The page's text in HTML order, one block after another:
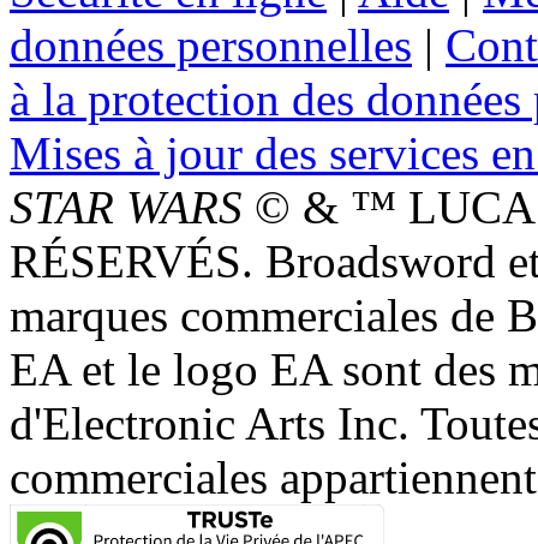
données personnelles |
à la protection des
Mises à jour des services
STAR WARS © & ™
RÉSERVÉS. Broadsword
marques commerciales de
EA et le logo EA sont des
d'Electronic Arts Inc.
commerciales